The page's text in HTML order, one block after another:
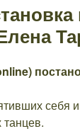
себя